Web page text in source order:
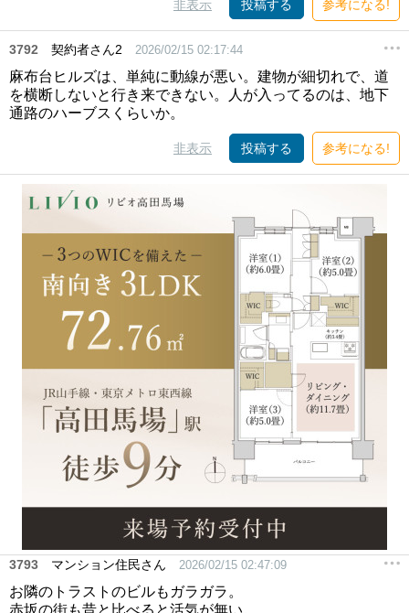
非表示 投稿する 参考になる!
3792 契約者さん2 2026/02/15 02:17:44
麻布台ヒルズは、単純に動線が悪い。建物が細切れで、道
を横断しないと行き来できない。人が入ってるのは、地下
通路のハーブスくらいか。
非表示 投稿する 参考になる!
3793 マンション住民さん 2026/02/15 02:47:09
お隣のトラストのビルもガラガラ。
赤坂の街も昔と比べると活気が無い。